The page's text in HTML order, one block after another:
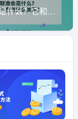
联准会是什么？它和加息有什么关系？